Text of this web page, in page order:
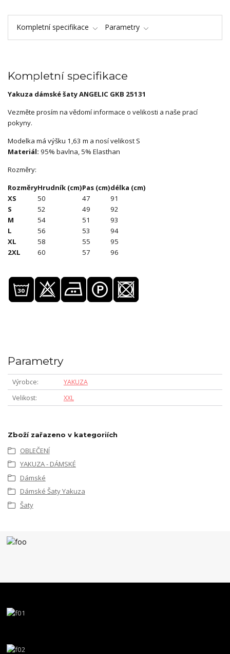
Kompletní specifikace Parametry
Kompletní specifikace
Yakuza dámské šaty ANGELIC GKB 25131
Vezměte prosím na vědomí informace o velikosti a naše prací
pokyny.
Modelka má výšku 1,63 m a nosí velikost S
Materiál: 95% bavlna, 5% Elasthan
Rozměry:
RozměryHrudník (cm)Pas (cm)délka (cm)
XS
50 47
91
S
52 49
92
M
54 51
93
L
56 53
94
XL
58 55
95
2XL
60 57 96
Parametry
Výrobce
YAKUZA
Velikost
XXL
Zboží zařazeno v kategoriích
OBLEČENÍ
YAKUZA - DÁMSKÉ
Dámské
Dámské Šaty Yakuza
Šaty